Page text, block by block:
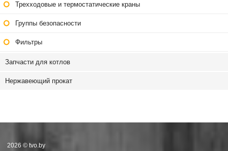
Трехходовые и термостатические краны
Группы безопасности
Фильтры
Запчасти для котлов
Нержавеющий прокат
2026 © tvo.by